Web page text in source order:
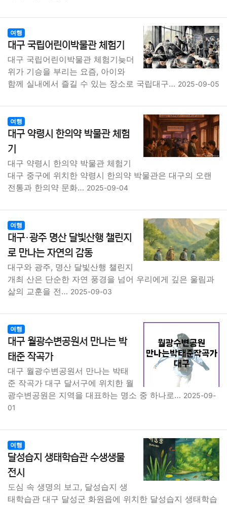
여행
대구 국립어린이박물관 체험기
대구 국립어린이박물관 체험기늦더
위가 기승을 부리는 요즘, 아이와
함께 실내에서 즐길 수 있는 장소로 국립대구… 2025-09-05
여행
대구 약령시 한의약 박물관 체험
기
대구 약령시 한의약 박물관 체험기
대구 중구에 위치한 약령시 한의약 박물관은 대구의 오랜
전통과 한의약 문화… 2025-09-04
여행
대구·광주 명산 달빛산행 챌린지
로 만나는 자연의 감동
대구와 광주, 명산 달빛산행 챌린지
개최 산은 단순한 자연 풍경을 넘어 우리에게 깊은 울림과
삶의 교훈을 전… 2025-09-03
여행
대구 월광수변공원서 만나는 박
태준 작곡가
대구 월광수변공원서 만나는 박태
준 작곡가 대구 달서구에 위치한 월
광수변공원은 지역을 대표하는 명소 중 하나로… 2025-09-
01
여행
달성습지 생태학습관 수생생물
전시
도심 속 생명의 보고, 달성습지 생
태학습관 대구 달성군 화원읍에 위치한 달성습지 생태학습